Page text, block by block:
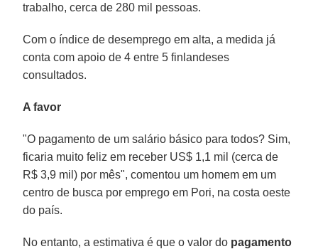
trabalho, cerca de 280 mil pessoas.
Com o índice de desemprego em alta, a medida já
conta com apoio de 4 entre 5 finlandeses
consultados.
A favor
"O pagamento de um salário básico para todos? Sim,
ficaria muito feliz em receber US$ 1,1 mil (cerca de
R$ 3,9 mil) por mês", comentou um homem em um
centro de busca por emprego em Pori, na costa oeste
do país.
No entanto, a estimativa é que o valor do pagamento